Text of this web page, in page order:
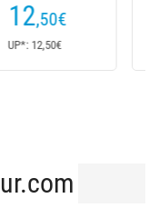
Kundenrezensionen)
Ab